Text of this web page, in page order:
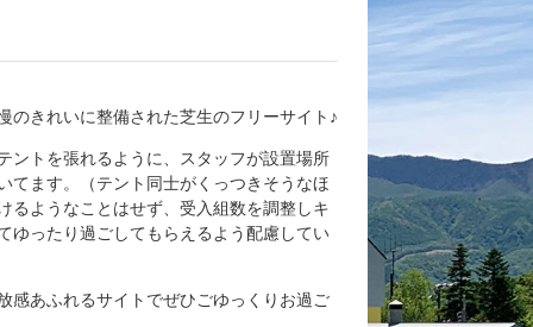
のきれいに整備された芝生のフリーサイト♪
ントを張れるように、スタッフが設置場所
てます。（テント同士がくっつきそうなほ
るようなことはせず、受入組数を調整しキ
ゆったり過ごしてもらえるよう配慮してい
感あふれるサイトでぜひごゆっくりお過ご